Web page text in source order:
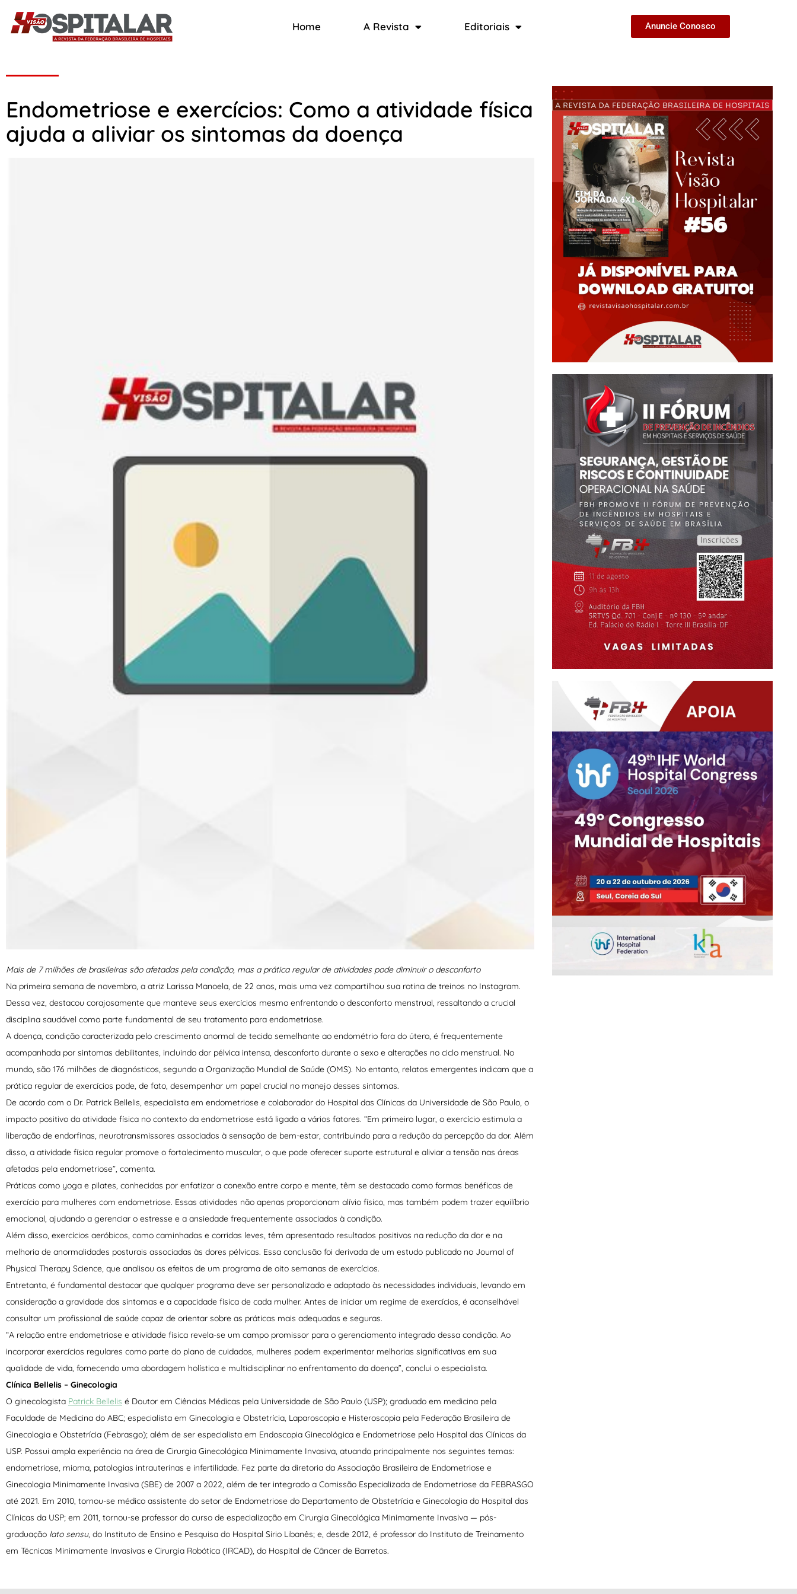
Home A Revista Editoriais Anuncie Conosco
Endometriose e exercícios: Como a atividade física
ajuda a aliviar os sintomas da doença
Mais de 7 milhões de brasileiras são afetadas pela condição, mas a prática regular de atividades pode diminuir o desconforto
Na primeira semana de novembro, a atriz Larissa Manoela, de 22 anos, mais uma vez compartilhou sua rotina de treinos no Instagram.
Dessa vez, destacou corajosamente que manteve seus exercícios mesmo enfrentando o desconforto menstrual, ressaltando a crucial
disciplina saudável como parte fundamental de seu tratamento para endometriose.
A doença, condição caracterizada pelo crescimento anormal de tecido semelhante ao endométrio fora do útero, é frequentemente
acompanhada por sintomas debilitantes, incluindo dor pélvica intensa, desconforto durante o sexo e alterações no ciclo menstrual. No
mundo, são 176 milhões de diagnósticos, segundo a Organização Mundial de Saúde (OMS). No entanto, relatos emergentes indicam que a
prática regular de exercícios pode, de fato, desempenhar um papel crucial no manejo desses sintomas.
De acordo com o Dr. Patrick Bellelis, especialista em endometriose e colaborador do Hospital das Clínicas da Universidade de São Paulo, o
impacto positivo da atividade física no contexto da endometriose está ligado a vários fatores. “Em primeiro lugar, o exercício estimula a
liberação de endorfinas, neurotransmissores associados à sensação de bem-estar, contribuindo para a redução da percepção da dor. Além
disso, a atividade física regular promove o fortalecimento muscular, o que pode oferecer suporte estrutural e aliviar a tensão nas áreas
afetadas pela endometriose”, comenta.
Práticas como yoga e pilates, conhecidas por enfatizar a conexão entre corpo e mente, têm se destacado como formas benéficas de
exercício para mulheres com endometriose. Essas atividades não apenas proporcionam alívio físico, mas também podem trazer equilíbrio
emocional, ajudando a gerenciar o estresse e a ansiedade frequentemente associados à condição.
Além disso, exercícios aeróbicos, como caminhadas e corridas leves, têm apresentado resultados positivos na redução da dor e na
melhoria de anormalidades posturais associadas às dores pélvicas. Essa conclusão foi derivada de um estudo publicado no Journal of
Physical Therapy Science, que analisou os efeitos de um programa de oito semanas de exercícios.
Entretanto, é fundamental destacar que qualquer programa deve ser personalizado e adaptado às necessidades individuais, levando em
consideração a gravidade dos sintomas e a capacidade física de cada mulher. Antes de iniciar um regime de exercícios, é aconselhável
consultar um profissional de saúde capaz de orientar sobre as práticas mais adequadas e seguras.
“A relação entre endometriose e atividade física revela-se um campo promissor para o gerenciamento integrado dessa condição. Ao
incorporar exercícios regulares como parte do plano de cuidados, mulheres podem experimentar melhorias significativas em sua
qualidade de vida, fornecendo uma abordagem holística e multidisciplinar no enfrentamento da doença”, conclui o especialista.
Clínica Bellelis – Ginecologia
O ginecologista Patrick Bellelis é Doutor em Ciências Médicas pela Universidade de São Paulo (USP); graduado em medicina pela
Faculdade de Medicina do ABC; especialista em Ginecologia e Obstetrícia, Laparoscopia e Histeroscopia pela Federação Brasileira de
Ginecologia e Obstetrícia (Febrasgo); além de ser especialista em Endoscopia Ginecológica e Endometriose pelo Hospital das Clínicas da
USP. Possui ampla experiência na área de Cirurgia Ginecológica Minimamente Invasiva, atuando principalmente nos seguintes temas:
endometriose, mioma, patologias intrauterinas e infertilidade. Fez parte da diretoria da Associação Brasileira de Endometriose e
Ginecologia Minimamente Invasiva (SBE) de 2007 a 2022, além de ter integrado a Comissão Especializada de Endometriose da FEBRASGO
até 2021. Em 2010, tornou-se médico assistente do setor de Endometriose do Departamento de Obstetrícia e Ginecologia do Hospital das
Clínicas da USP; em 2011, tornou-se professor do curso de especialização em Cirurgia Ginecológica Minimamente Invasiva — pós-
graduação lato sensu, do Instituto de Ensino e Pesquisa do Hospital Sírio Libanês; e, desde 2012, é professor do Instituto de Treinamento
em Técnicas Minimamente Invasivas e Cirurgia Robótica (IRCAD), do Hospital de Câncer de Barretos.